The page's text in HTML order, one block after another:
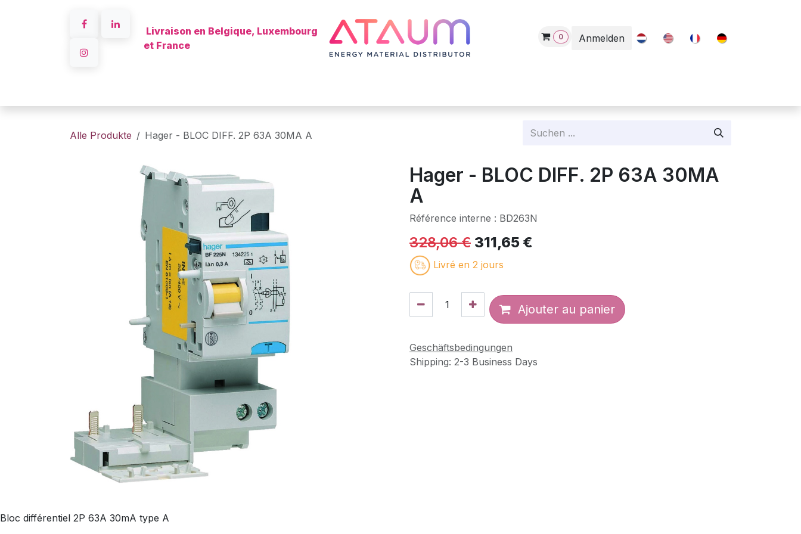
Livraison en Belgique, Luxembourg
et France
0 Anmelden
Alle Produkte Hager - BLOC DIFF. 2P 63A 30MA A
Hager - BLOC DIFF. 2P 63A 30MA
A
Référence interne : BD263N
328,06€ 311,65 €
Livré en 2 jours
Ajouter au panier
Geschäftsbedingungen
Shipping: 2-3 Business Days
Bloc différentiel 2P 63A 30mA type A